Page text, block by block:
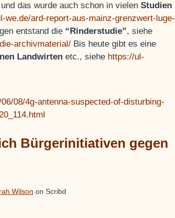
das wurde auch schon in vielen Studien
we.de/ard-report-aus-mainz-grenzwert-luge-
entstand die “Rinderstudie”, siehe
archivmaterial/ Bis heute gibt es eine
Landwirten etc., siehe https://ul-
08/4g-antenna-suspected-of-disturbing-
Bürgerinitiativen gegen
Wilson on Scribd